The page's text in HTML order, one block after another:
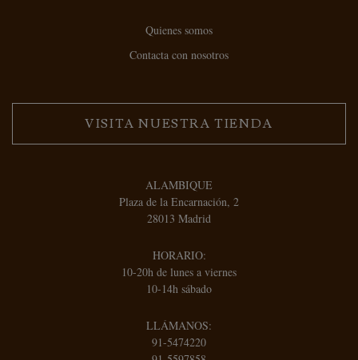
Quienes somos
Contacta con nosotros
VISITA NUESTRA TIENDA
ALAMBIQUE
Plaza de la Encarnación, 2
28013 Madrid
HORARIO:
10-20h de lunes a viernes
10-14h sábado
LLÁMANOS:
91-5474220